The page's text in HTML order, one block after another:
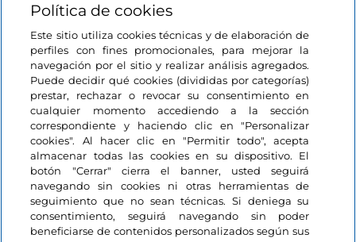
Estamos en contacto
Política de cookies
Este sitio utiliza cookies técnicas y de elaboración de
perfiles con fines promocionales, para mejorar la
navegación por el sitio y realizar análisis agregados.
Puede decidir qué cookies (divididas por categorías)
prestar, rechazar o revocar su consentimiento en
cualquier momento accediendo a la sección
correspondiente y haciendo clic en "Personalizar
cookies". Al hacer clic en "Permitir todo", acepta
almacenar todas las cookies en su dispositivo. El
botón "Cerrar" cierra el banner, usted seguirá
navegando sin cookies ni otras herramientas de
seguimiento que no sean técnicas. Si deniega su
consentimiento, seguirá navegando sin poder
beneficiarse de contenidos personalizados según sus